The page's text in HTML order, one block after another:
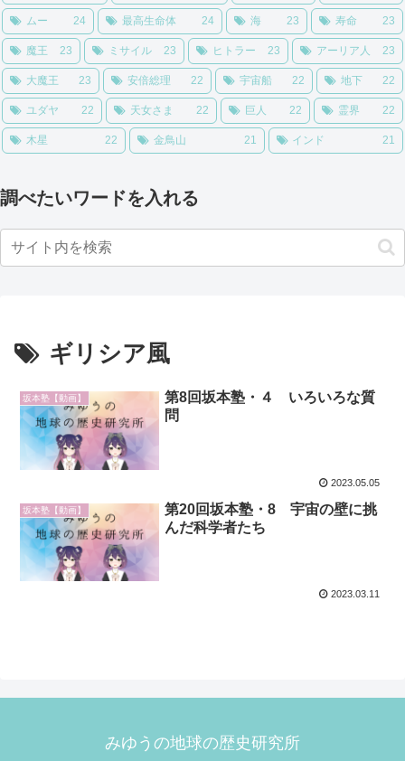
ムー 24 最高生命体 24 海 23 寿命 23
魔王 23 ミサイル 23 ヒトラー 23 アーリア人 23
大魔王 23 安倍総理 22 宇宙船 22 地下 22
ユダヤ 22 天女さま 22 巨人 22 霊界 22
木星 22 金鳥山 21 インド 21
調べたいワードを入れる
ギリシア風
坂本塾【動画】
第8回坂本塾・４ いろいろな質
問
2023.05.05
坂本塾【動画】
第20回坂本塾・8 宇宙の壁に挑
んだ科学者たち
2023.03.11
みゆうの地球の歴史研究所